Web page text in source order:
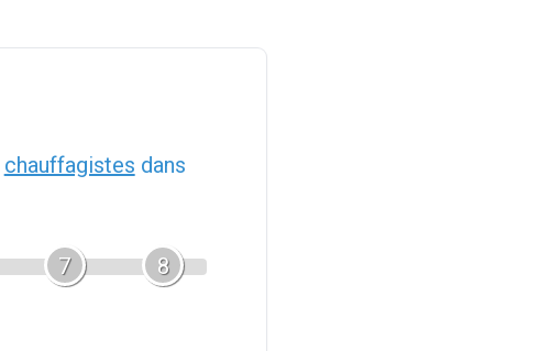
chauffagistes dans
7 8